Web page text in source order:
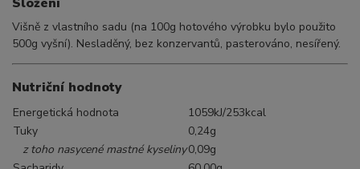
Višně z vlastního sadu (na 100g hotového výrobku bylo použito
500g vyšní). Nesladěný, bez konzervantů, pasterováno, nesířený.
Nutriční hodnoty
Energetická hodnota
1059kJ/253kcal
Tuky
0,24g
z toho nasycené mastné kyseliny0,09g